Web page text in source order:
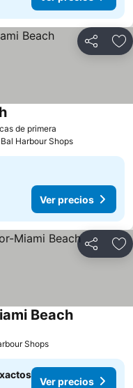
Compartir
de primera
Harbour Shops
Ver precios
Compartir
Beach
Shops
Ver precios